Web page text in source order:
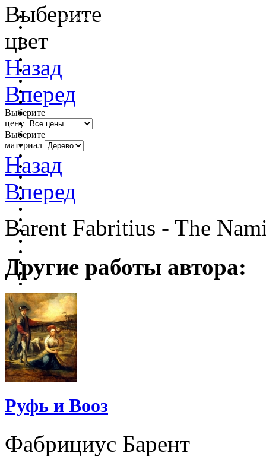
очистить фильтр цвета
Выберите
цвет
Назад
Вперед
Выберите
цену
Выберите
материал
Назад
Вперед
Barent Fabritius - The
Другие работы автора:
Руфь и Вооз
Фабрициус Барент